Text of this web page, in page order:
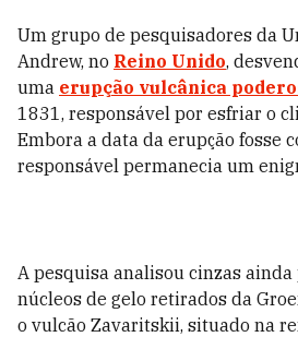
Um grupo de pesquisadores da
Andrew, no Reino Unido,
uma erupção vulcânica
1831, responsável por esfriar o
Embora a data da erupção fosse
responsável permanecia um
A pesquisa analisou cinzas
núcleos de gelo retirados da
o vulcão Zavaritskii, situado na